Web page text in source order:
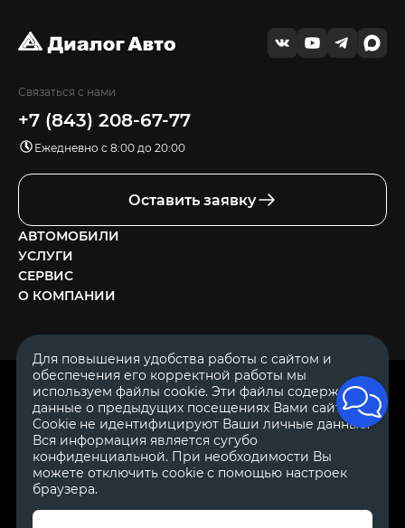
Связаться с нами
+7 (843) 208-67-77
Ежедневно с 8:00 до 20:00
Оставить заявку
АВТОМОБИЛИ
УСЛУГИ
СЕРВИС
О КОМПАНИИ
© 2007—2026 «Диалог Авто» — автосалон. Все права защищены.
Обращаем Ваше внимание на то, что данный Интернет-сайт
носит исключительно информационный характер и ни при
каких условиях не является публичной офертой, определяемой
положениями Статьи 437 Гражданского Кодекса Российской
Федерации.Для получения подробной информации о
продажам автосалонов Диалог Авто. Для получения
ОГРН 1111644005153
ИНН 1644062657
Для повышения удобства работы с сайтом и
обеспечения его корректной работы мы
используем файлы cookie. Эти файлы содержат
данные о предыдущих посещениях Вами сайта.
Cookie не идентифицируют Ваши личные данные.
Вся информация является сугубо
конфиденциальной. При необходимости Вы
можете отключить cookie с помощью настроек
браузера.